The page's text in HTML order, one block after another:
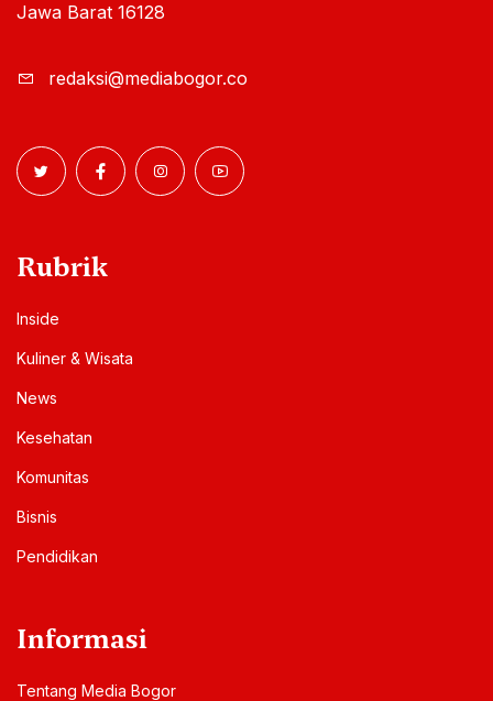
Jawa Barat 16128
redaksi@mediabogor.co
Rubrik
Inside
Kuliner & Wisata
News
Kesehatan
Komunitas
Bisnis
Pendidikan
Informasi
Tentang Media Bogor